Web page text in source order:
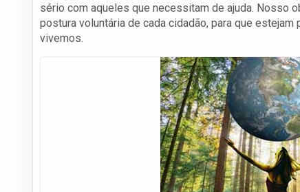
sério com aqueles que necessitam de ajuda. Nosso
postura voluntária de cada cidadão, para que
vivemos.